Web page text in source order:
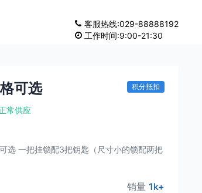
客服热线:029-88888192
工作时间:9:00-21:30
可选 积分抵扣
常供应
一把挂锁配3把钥匙（尺寸小的锁配两把
销量 1k+